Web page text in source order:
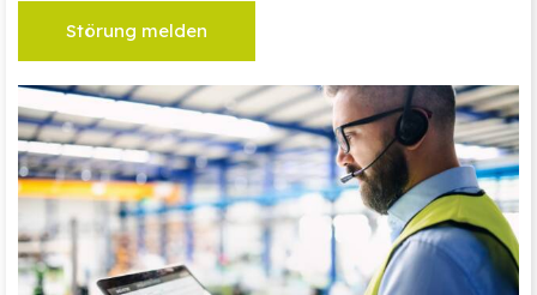
Störung melden